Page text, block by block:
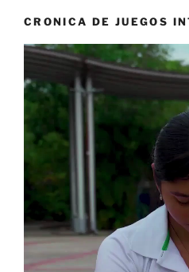
CRONICA DE JUEGOS
Reproductor
vídeo